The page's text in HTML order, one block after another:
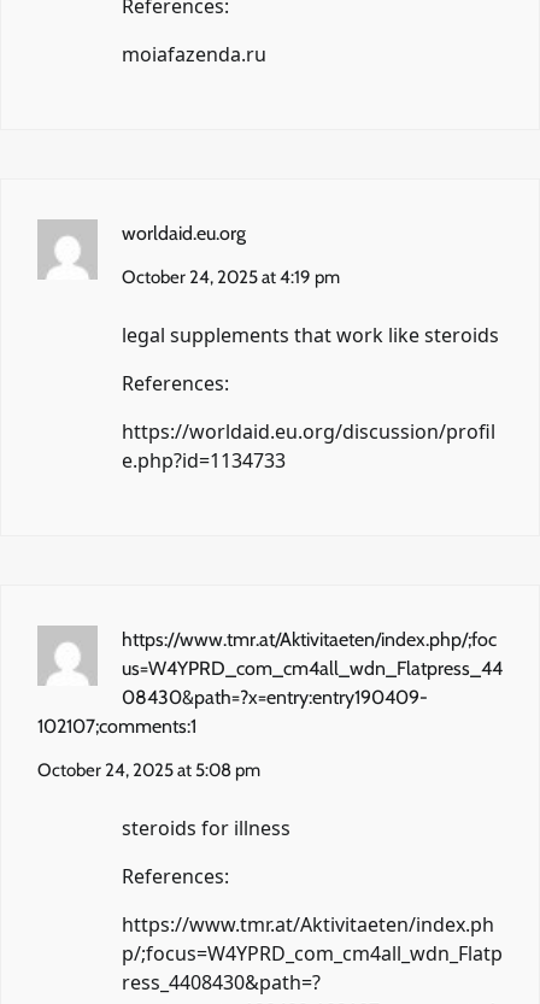
References:
moiafazenda.ru
worldaid.eu.org
October 24, 2025 at 4:19 pm
legal supplements that work like steroids
References:
https://worldaid.eu.org/discussion/profil
e.php?id=1134733
https://www.tmr.at/Aktivitaeten/index.php/;foc
us=W4YPRD_com_cm4all_wdn_Flatpress_44
08430&path=?x=entry:entry190409-
102107;comments:1
October 24, 2025 at 5:08 pm
steroids for illness
References:
https://www.tmr.at/Aktivitaeten/index.ph
p/;focus=W4YPRD_com_cm4all_wdn_Flatp
ress_4408430&path=?